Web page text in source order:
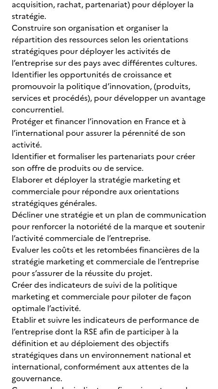
acquisition, rachat, partenariat) pour déployer la
stratégie.
Construire son organisation et organiser la
répartition des ressources selon les orientations
stratégiques pour déployer les activités de
l’entreprise sur des pays avec différentes cultures.
Identifier les opportunités de croissance et
promouvoir la politique d’innovation, (produits,
services et procédés), pour développer un avantage
concurrentiel.
Protéger et financer l’innovation en France et à
l’international pour assurer la pérennité de son
activité.
Identifier et formaliser les partenariats pour créer
son offre de produits ou de service.
Elaborer et déployer la stratégie marketing et
commerciale pour répondre aux orientations
stratégiques générales.
Décliner une stratégie et un plan de communication
pour renforcer la notoriété de la marque et soutenir
l’activité commerciale de l’entreprise.
Evaluer les coûts et les retombées financières de la
stratégie marketing et commerciale de l’entreprise
pour s’assurer de la réussite du projet.
Créer des indicateurs de suivi de la politique
marketing et commerciale pour piloter de façon
optimale l’activité.
Etablir et suivre les indicateurs de performance de
l’entreprise dont la RSE afin de participer à la
définition et au déploiement des objectifs
stratégiques dans un environnement national et
international, conformément aux attentes de la
gouvernance.